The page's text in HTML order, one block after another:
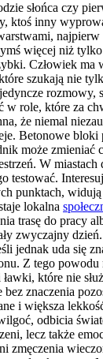
słońca czy
ktoś inny
więcej niż
Człowiek
szukają nie
role, które za
że niemal
Betonowe
może
W
testować.
punktach,
lokalna
trasę do pracy
zwyczajny
jednak uda się
Z tego
które nie
znaczenia
i większa
odbicia
lecz także